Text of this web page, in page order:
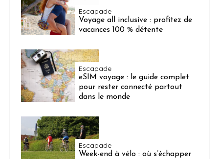
Escapade
Voyage all inclusive : profitez de
vacances 100 % détente
Escapade
eSIM voyage : le guide complet
pour rester connecté partout
dans le monde
Escapade
Week-end à vélo : où s’échapper